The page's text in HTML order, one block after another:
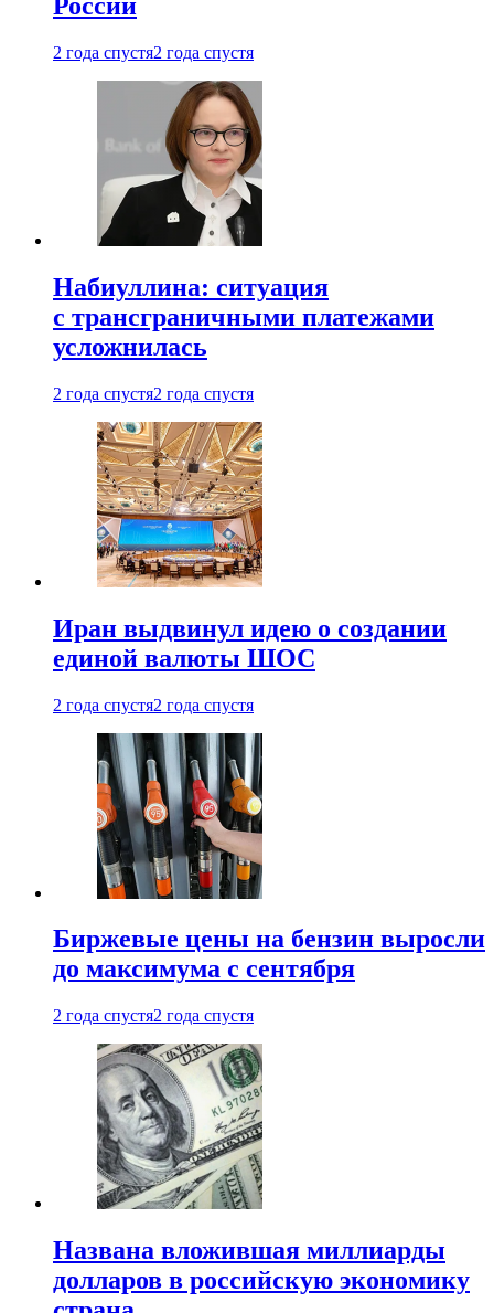
2 года спустя2 года спустя
Набиуллина: ситуация
с трансграничными платежами
усложнилась
2 года спустя2 года спустя
Иран выдвинул идею о создании
единой валюты ШОС
2 года спустя2 года спустя
Биржевые цены на бензин выросли
до максимума с сентября
2 года спустя2 года спустя
Названа вложившая миллиарды
долларов в российскую экономику